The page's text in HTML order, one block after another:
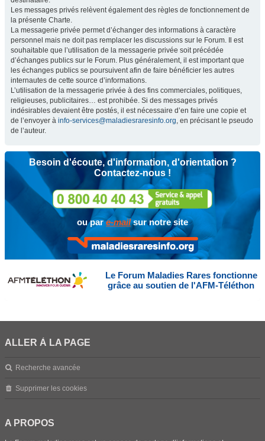
Les messages privés relèvent également des règles de fonctionnement de
la présente Charte.
La messagerie privée permet d’échanger des informations à caractère
personnel mais ne doit pas remplacer les discussions sur le Forum. Il est
souhaitable que l’utilisation de la messagerie privée soit précédée
d’échanges publics sur le Forum. Plus généralement, il est important que
les échanges publics se poursuivent afin de faire bénéficier les autres
internautes de cette source d’informations.
L’utilisation de la messagerie privée à des fins commerciales, politiques,
religieuses, publicitaires… est prohibée. Si des messages privés
indésirables devaient être postés, il est nécessaire d’en faire une copie et
de l’envoyer à info-services@maladiesraresinfo.org, en précisant le pseudo
de l’auteur.
Besoin d'écoute, d'information, d'orientation ?
Contactez-nous !
ou pare-mailsur notre site
Le Forum Maladies Rares fonctionne
grâce au soutien de l'AFM-Téléthon
ALLER À LA PAGE
Recherche avancée
Supprimer les cookies
A PROPOS